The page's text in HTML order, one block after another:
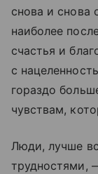
снова и снова
наиболее
счастья и
с
гораздо
чувствам,
Люди, лучше
трудностями,